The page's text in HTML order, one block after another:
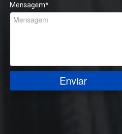
Mensagem*
Enviar